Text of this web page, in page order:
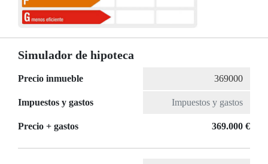
Simulador de hipoteca
Precio inmueble
Impuestos y gastos
Precio + gastos 369.000 €